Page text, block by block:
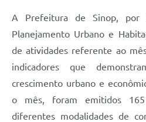
A Prefeitura de Sinop, por
Planejamento Urbano e
de atividades referente ao
indicadores que
crescimento urbano e
o mês, foram emitidos 165
diferentes modalidades de